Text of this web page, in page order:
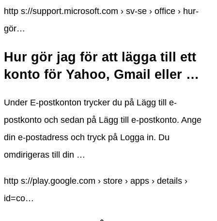
http s://support.microsoft.com › sv-se › office › hur-
gör…
Hur gör jag för att lägga till ett
konto för Yahoo, Gmail eller …
Under E-postkonton trycker du på Lägg till e-
postkonto och sedan på Lägg till e-postkonto. Ange
din e-postadress och tryck på Logga in. Du
omdirigeras till din …
http s://play.google.com › store › apps › details ›
id=co…